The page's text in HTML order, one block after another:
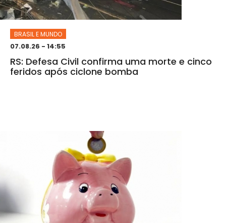
BRASIL E MUNDO
07.08.26 - 14:55
RS: Defesa Civil confirma uma morte e cinco
feridos após ciclone bomba